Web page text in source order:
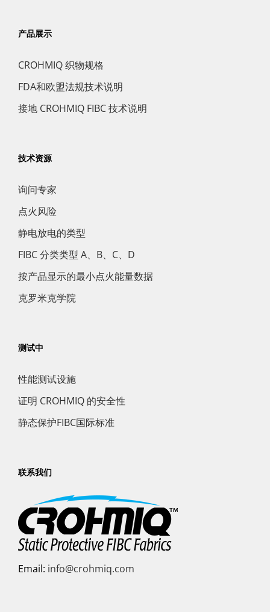
产品展示
CROHMIQ 织物规格
FDA和欧盟法规技术说明
接地 CROHMIQ FIBC 技术说明
技术资源
询问专家
点火风险
静电放电的类型
FIBC 分类类型 A、B、C、D
按产品显示的最小点火能量数据
克罗米克学院
测试中
性能测试设施
证明 CROHMIQ 的安全性
静态保护FIBC国际标准
联系我们
Email: info@crohmiq.com